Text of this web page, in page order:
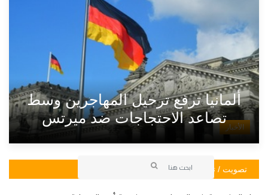
الأخبار
ألمانيا ترفع ترحيل المهاجرين وسط
تصاعد الاحتجاجات ضد ميرتس
تصويت / تصويت